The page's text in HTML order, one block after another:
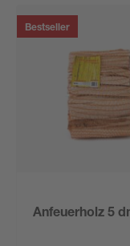
Bestseller
Anfeuerholz 5